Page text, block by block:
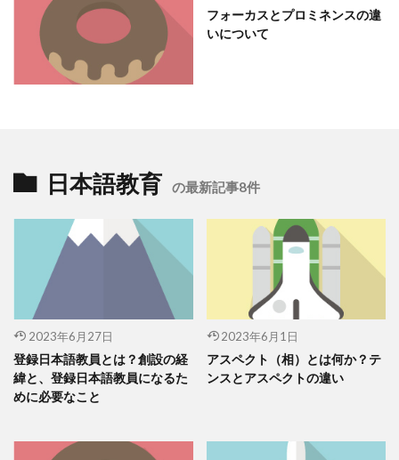
フォーカスとプロミネンスの違
いについて
日本語教育 の最新記事8件
2023年6月27日
登録日本語教員とは？創設の経
緯と、登録日本語教員になるた
めに必要なこと
2023年6月1日
アスペクト（相）とは何か？テ
ンスとアスペクトの違い